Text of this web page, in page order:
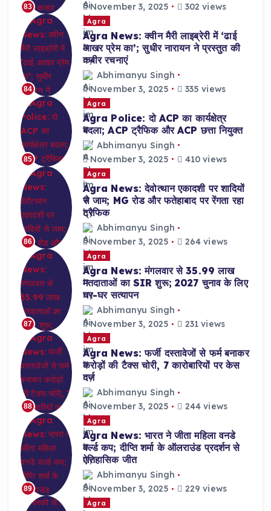
83
November 3, 2025
302 views
84
Agra
Agra News: क्वीन मैरी लाइब्रेरी में ‘ढाई
आखर प्रेम का’; सुधीर नारायन ने प्रस्तुत की
कबीर रचनाएं
Abhimanyu Singh
November 3, 2025
335 views
85
Agra
Agra Police: दो ACP का कार्यक्षेत्र
बदला; ACP ट्रैफिक और ACP छत्ता नियुक्त
Abhimanyu Singh
November 3, 2025
410 views
86
Agra
Agra News: देवोत्थान एकादशी पर शादियों
से जाम; MG रोड और फतेहाबाद पर रेंगता रहा
ट्रैफिक
Abhimanyu Singh
November 3, 2025
264 views
87
Agra
Agra News: मंगलवार से 35.99 लाख
मतदाताओं का SIR शुरू; 2027 चुनाव के लिए
घर-घर सत्यापन
Abhimanyu Singh
November 3, 2025
231 views
88
Agra
Agra News: फर्जी दस्तावेजों से फर्म बनाकर
करोड़ों की टैक्स चोरी, 7 कारोबारियों पर केस
दर्ज
Abhimanyu Singh
November 3, 2025
244 views
89
Agra
Agra News: भारत ने जीता महिला वनडे
वर्ल्ड कप; दीप्ति शर्मा के ऑलराउंड प्रदर्शन से
ऐतिहासिक जीत
Abhimanyu Singh
November 3, 2025
229 views
Agra